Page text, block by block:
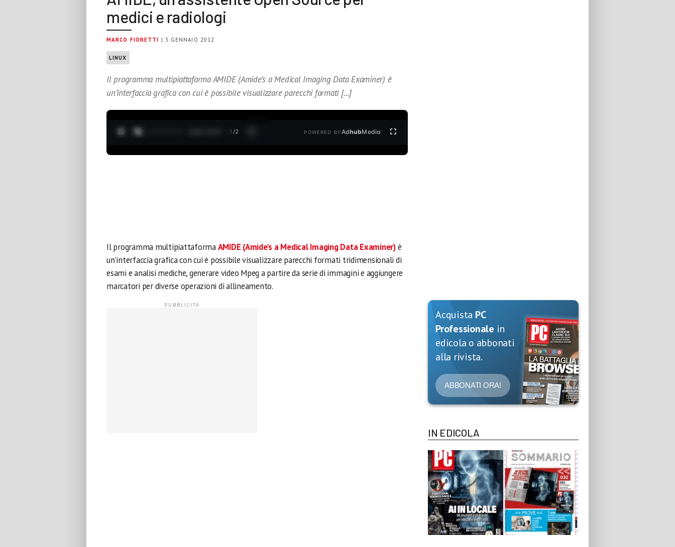
medici e radiologi
MARCO FIORETTI | 3 GENNAIO 2012
LINUX
Il programma multipiattaforma AMIDE (Amide’s a Medical Imaging Data Examiner) è
un’interfaccia grafica con cui è possibile visualizzare parecchi formati […]
1 /2 POWERED BYAdhubMedia
Il programma multipiattaformaAMIDE (Amide’s a Medical Imaging Data Examiner)è
un’interfaccia grafica con cui è possibile visualizzare parecchi formati tridimensionali di
esami e analisi mediche, generare video Mpeg a partire da serie di immagini e aggiungere
marcatori per diverse operazioni di allineamento.
Acquista PC
Professionale in
edicola o abbonati
alla rivista.
ABBONATI ORA!
IN EDICOLA